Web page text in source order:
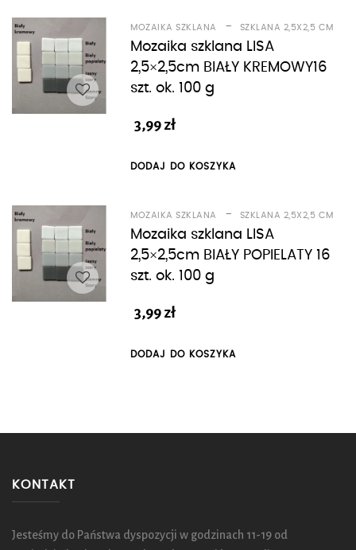
MOZAIKA SZKLANA - SZKLANA 2,5X2,5 CM
Mozaika szklana LISA
2,5×2,5cm BIAŁY KREMOWY16
szt. ok. 100 g
3,99zł
DODAJ DO KOSZYKA
MOZAIKA SZKLANA - SZKLANA 2,5X2,5 CM
Mozaika szklana LISA
2,5×2,5cm BIAŁY POPIELATY 16
szt. ok. 100 g
3,99zł
DODAJ DO KOSZYKA
KONTAKT
Jesteśmy do Państwa dyspozycji w godzinach 11-19 od